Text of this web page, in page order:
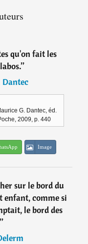
qu'on fait les
”
Dantec
G. Dantec, éd.
2009, p. 440
Image
sur le bord du
comme si
le bord des
”